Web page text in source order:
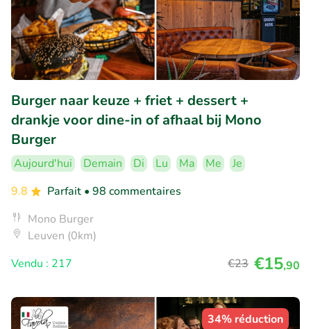
Burger naar keuze + friet + dessert +
drankje voor dine-in of afhaal bij Mono
Burger
Aujourd'hui Demain Di Lu Ma Me
Je
9.8
Parfait • 98 commentaires
Mono Burger
Leuven (0km)
Vendu : 217
€23 €15,90
34% réduction